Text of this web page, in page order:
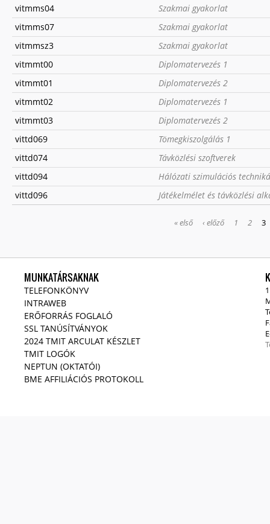
vitmms04
Szakmai gyakorlat
vitmms07
Szakmai gyakorlat
vitmmsz3
Szakmai gyakorlat
vitmmt00
Diplomatervezés 1
vitmmt01
Diplomatervezés 2
vitmmt02
Diplomatervezés 1
vitmmt03
Diplomatervezés 2
vittd069
Tömegkiszolgálás 1
vittd074
Távközlési szoftverek
vittd094
Hálózati szimulációs
vittd096
Játékelmélet és távközlési
« első ‹ előző 1 2 3
MUNKATÁRSAKNAK
TELEFONKÖNYV
INTRAWEB
ERŐFORRÁS FOGLALÓ
SSL TANÚSÍTVÁNYOK
2024 TMIT ARCULAT KÉSZLET
TMIT LOGÓK
NEPTUN (OKTATÓI)
BME AFFILIÁCIÓS PROTOKOLL